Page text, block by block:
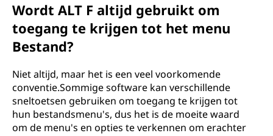
Wordt ALT F altijd gebruikt om
toegang te krijgen tot het menu
Bestand?
Niet altijd, maar het is een veel voorkomende
conventie.Sommige software kan verschillende
sneltoetsen gebruiken om toegang te krijgen tot
hun bestandsmenu's, dus het is de moeite waard
om de menu's en opties te verkennen om erachter